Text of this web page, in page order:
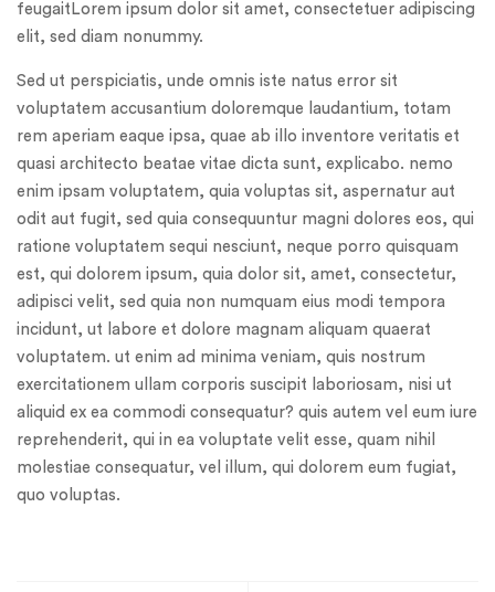
feugaitLorem ipsum dolor sit amet, consectetuer adipiscing
elit, sed diam nonummy.
Sed ut perspiciatis, unde omnis iste natus error sit
voluptatem accusantium doloremque laudantium, totam
rem aperiam eaque ipsa, quae ab illo inventore veritatis et
quasi architecto beatae vitae dicta sunt, explicabo. nemo
enim ipsam voluptatem, quia voluptas sit, aspernatur aut
odit aut fugit, sed quia consequuntur magni dolores eos, qui
ratione voluptatem sequi nesciunt, neque porro quisquam
est, qui dolorem ipsum, quia dolor sit, amet, consectetur,
adipisci velit, sed quia non numquam eius modi tempora
incidunt, ut labore et dolore magnam aliquam quaerat
voluptatem. ut enim ad minima veniam, quis nostrum
exercitationem ullam corporis suscipit laboriosam, nisi ut
aliquid ex ea commodi consequatur? quis autem vel eum iure
reprehenderit, qui in ea voluptate velit esse, quam nihil
molestiae consequatur, vel illum, qui dolorem eum fugiat,
quo voluptas.